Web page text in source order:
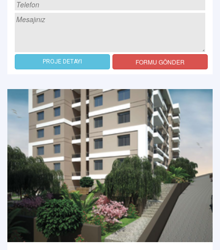
PROJE DETAYI FORMU GÖNDER